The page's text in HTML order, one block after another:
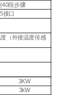
40段步骤
接口
（外接温度传感
3KW
3kW